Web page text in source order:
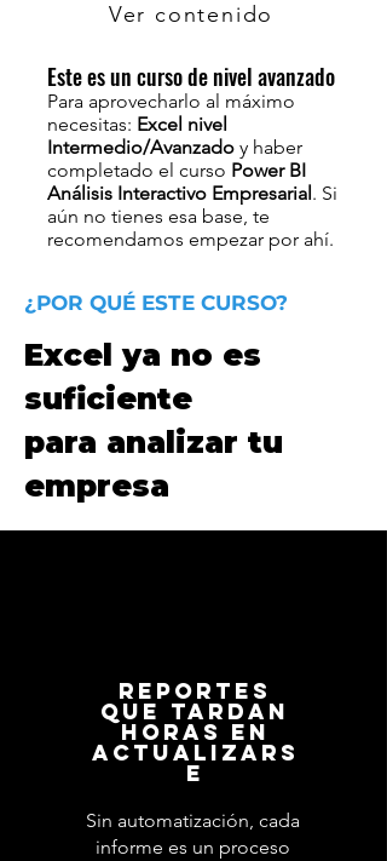
Ver contenido
Este es un curso de nivel avanzado
Para aprovecharlo al máximo
necesitas: Excel nivel
Intermedio/Avanzado y haber
completado el curso Power BI
Análisis Interactivo Empresarial. Si
aún no tienes esa base, te
recomendamos empezar por ahí.
¿POR QUÉ ESTE CURSO?
Excel ya no es
suficiente
para analizar tu
empresa
Reportes
que tardan
horas en
actualizars
e
Sin automatización, cada
informe es un proceso